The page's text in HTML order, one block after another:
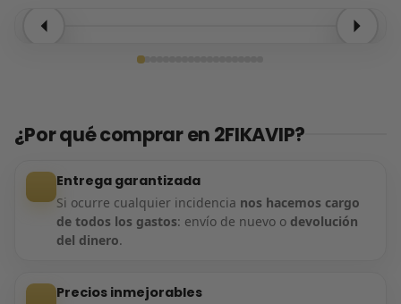
¿Por qué comprar en 2FIKAVIP?
Entrega garantizada
Si ocurre cualquier incidencia nos hacemos cargo
de todos los gastos: envío de nuevo o devolución
del dinero.
Precios inmejorables